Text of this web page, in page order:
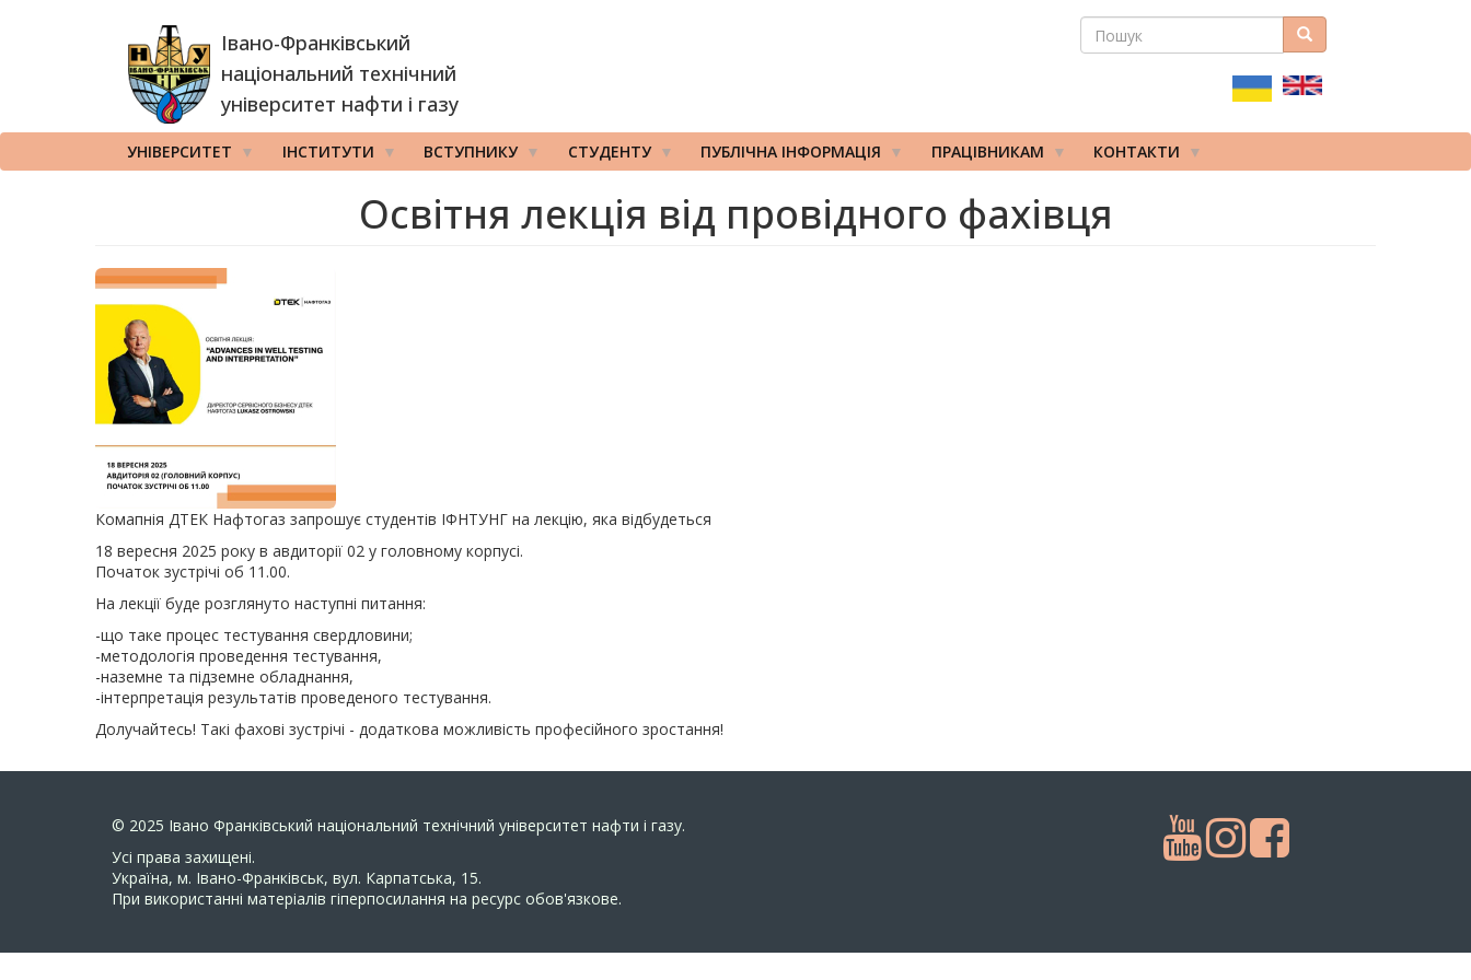
Івано-Франківський
національний технічний
університет нафти і газу
ПОШУКОВА
ПОШУК Пошук
УНІВЕРСИТЕТ ІНСТИТУТИ ВСТУПНИКУ СТУДЕНТУ ПУБЛІЧНА ІНФОРМАЦІЯ ПРАЦІВНИКАМ КОНТАКТИ
Освітня лекція від провідного фахівця
Комапнія ДТЕК Нафтогаз запрошує студентів ІФНТУНГ на лекцію, яка відбудеться
18 вересня 2025 року в авдиторії 02 у головному корпусі.
Початок зустрічі об 11.00.
На лекції буде розглянуто наступні питання:
-що таке процес тестування свердловини;
-методологія проведення тестування,
-наземне та підземне обладнання,
-інтерпретація результатів проведеного тестування.
Долучайтесь! Такі фахові зустрічі - додаткова можливість професійного зростання!
© 2025 Івано Франківський національний технічний університет нафти і газу.
Усi права захищенi.
Україна, м. Івано-Франківськ, вул. Карпатська, 15.
При використанні матеріалів гіперпосилання на ресурс обов'язкове.